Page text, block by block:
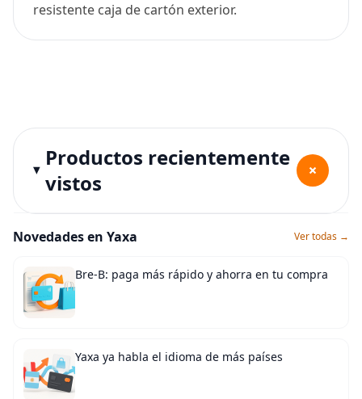
resistente caja de cartón exterior.
Productos recientemente
vistos
+
Novedades en Yaxa Ver todas →
Bre-B: paga más rápido y ahorra en tu compra
Yaxa ya habla el idioma de más países